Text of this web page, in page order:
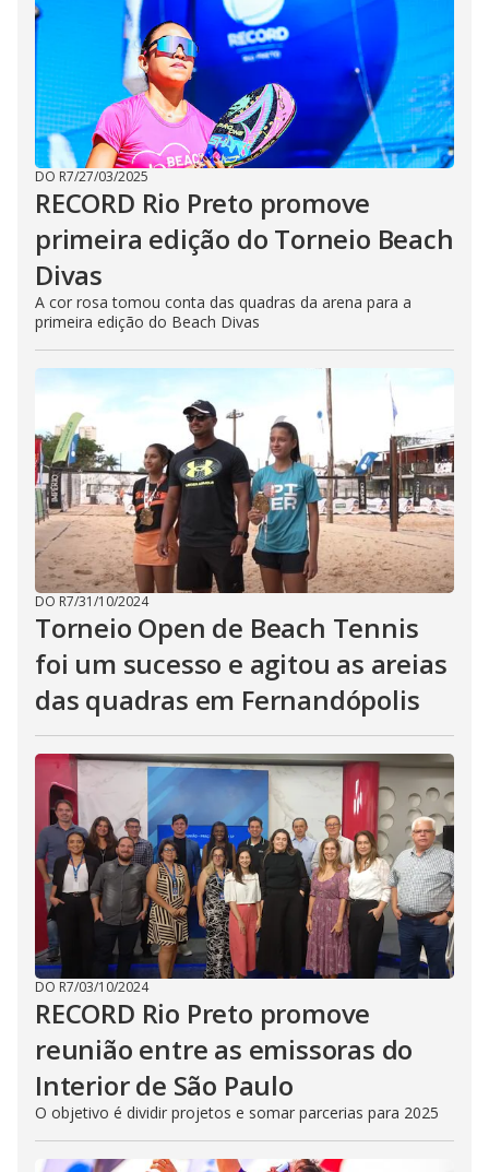
DO R7/27/03/2025
RECORD Rio Preto promove
primeira edição do Torneio Beach
Divas
A cor rosa tomou conta das quadras da arena para a
primeira edição do Beach Divas
DO R7/31/10/2024
Torneio Open de Beach Tennis
foi um sucesso e agitou as areias
das quadras em Fernandópolis
DO R7/03/10/2024
RECORD Rio Preto promove
reunião entre as emissoras do
Interior de São Paulo
O objetivo é dividir projetos e somar parcerias para 2025